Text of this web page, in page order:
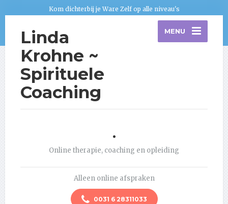
Kom dichterbij je Ware Zelf op alle niveau's
Linda
Krohne ~
Spirituele
Coaching
MENU
.
Online therapie, coaching en opleiding
Alleen online afspraken
0031 6 28311033